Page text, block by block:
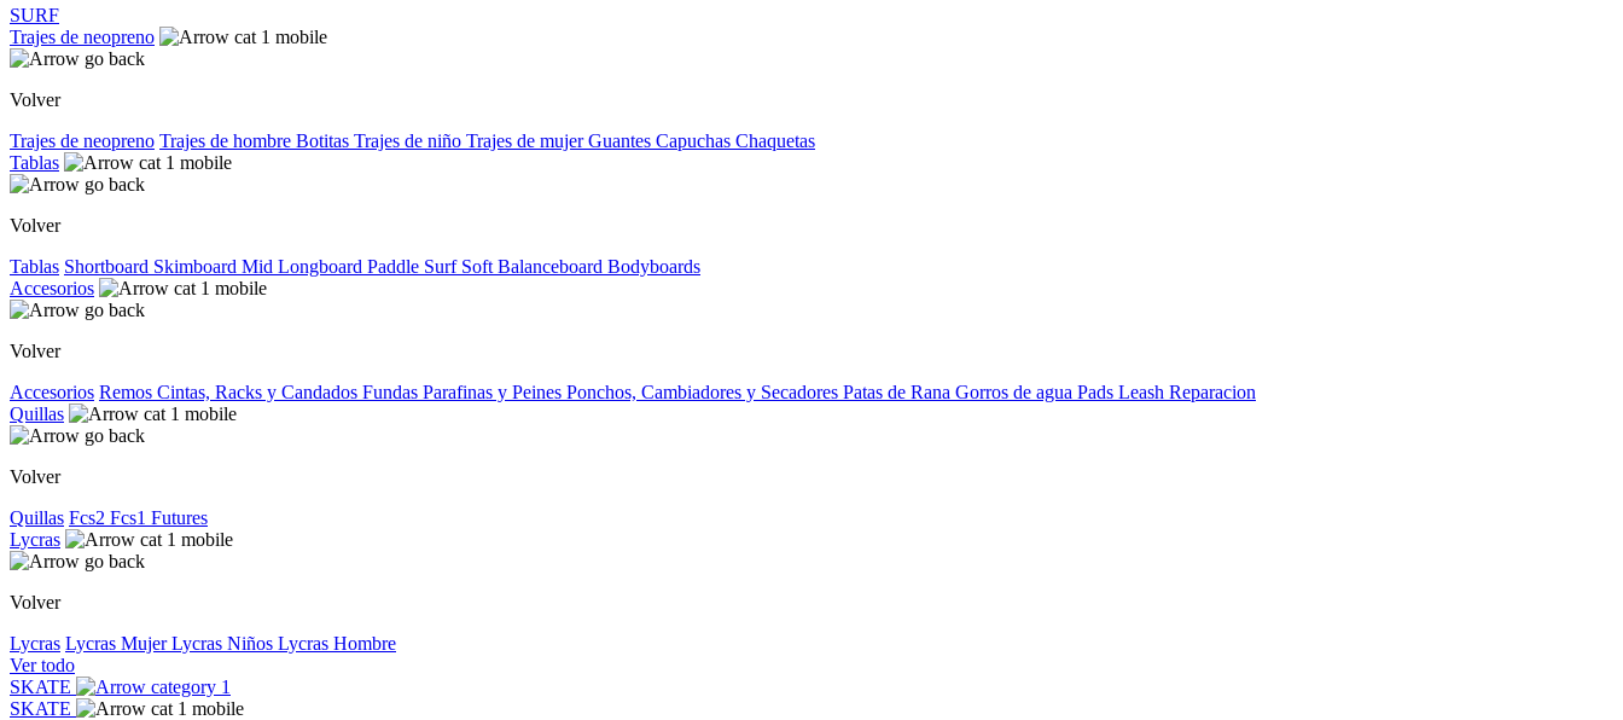
SURF
Trajes de neopreno
Volver
Trajes de neopreno Trajes de hombre Botitas Trajes de niño Trajes de mujerGuantes Capuchas Chaquetas
Tablas
Volver
Tablas Shortboard Skimboard Mid Longboard Paddle Surf Soft Balanceboard Bodyboards
Accesorios
Volver
Accesorios Remos Cintas, Racks y Candados Fundas Parafinas y Peines Ponchos, Cambiadores y Secadores Patas de Rana Gorros de agua Pads Leash Reparacion
Quillas
Volver
Quillas Fcs2 Fcs1 Futures
Lycras
Volver
Lycras Lycras MujerLycras Niños Lycras Hombre
Ver todo
SKATE
SKATE